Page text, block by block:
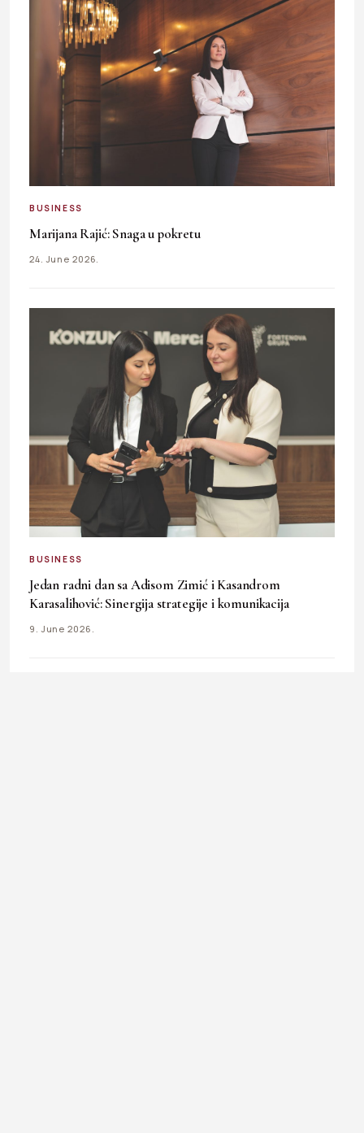
BUSINESS
Marijana Rajić: Snaga u pokretu
24. June 2026.
BUSINESS
Jedan radni dan sa Adisom Zimić i Kasandrom
Karasalihović: Sinergija strategije i komunikacija
9. June 2026.